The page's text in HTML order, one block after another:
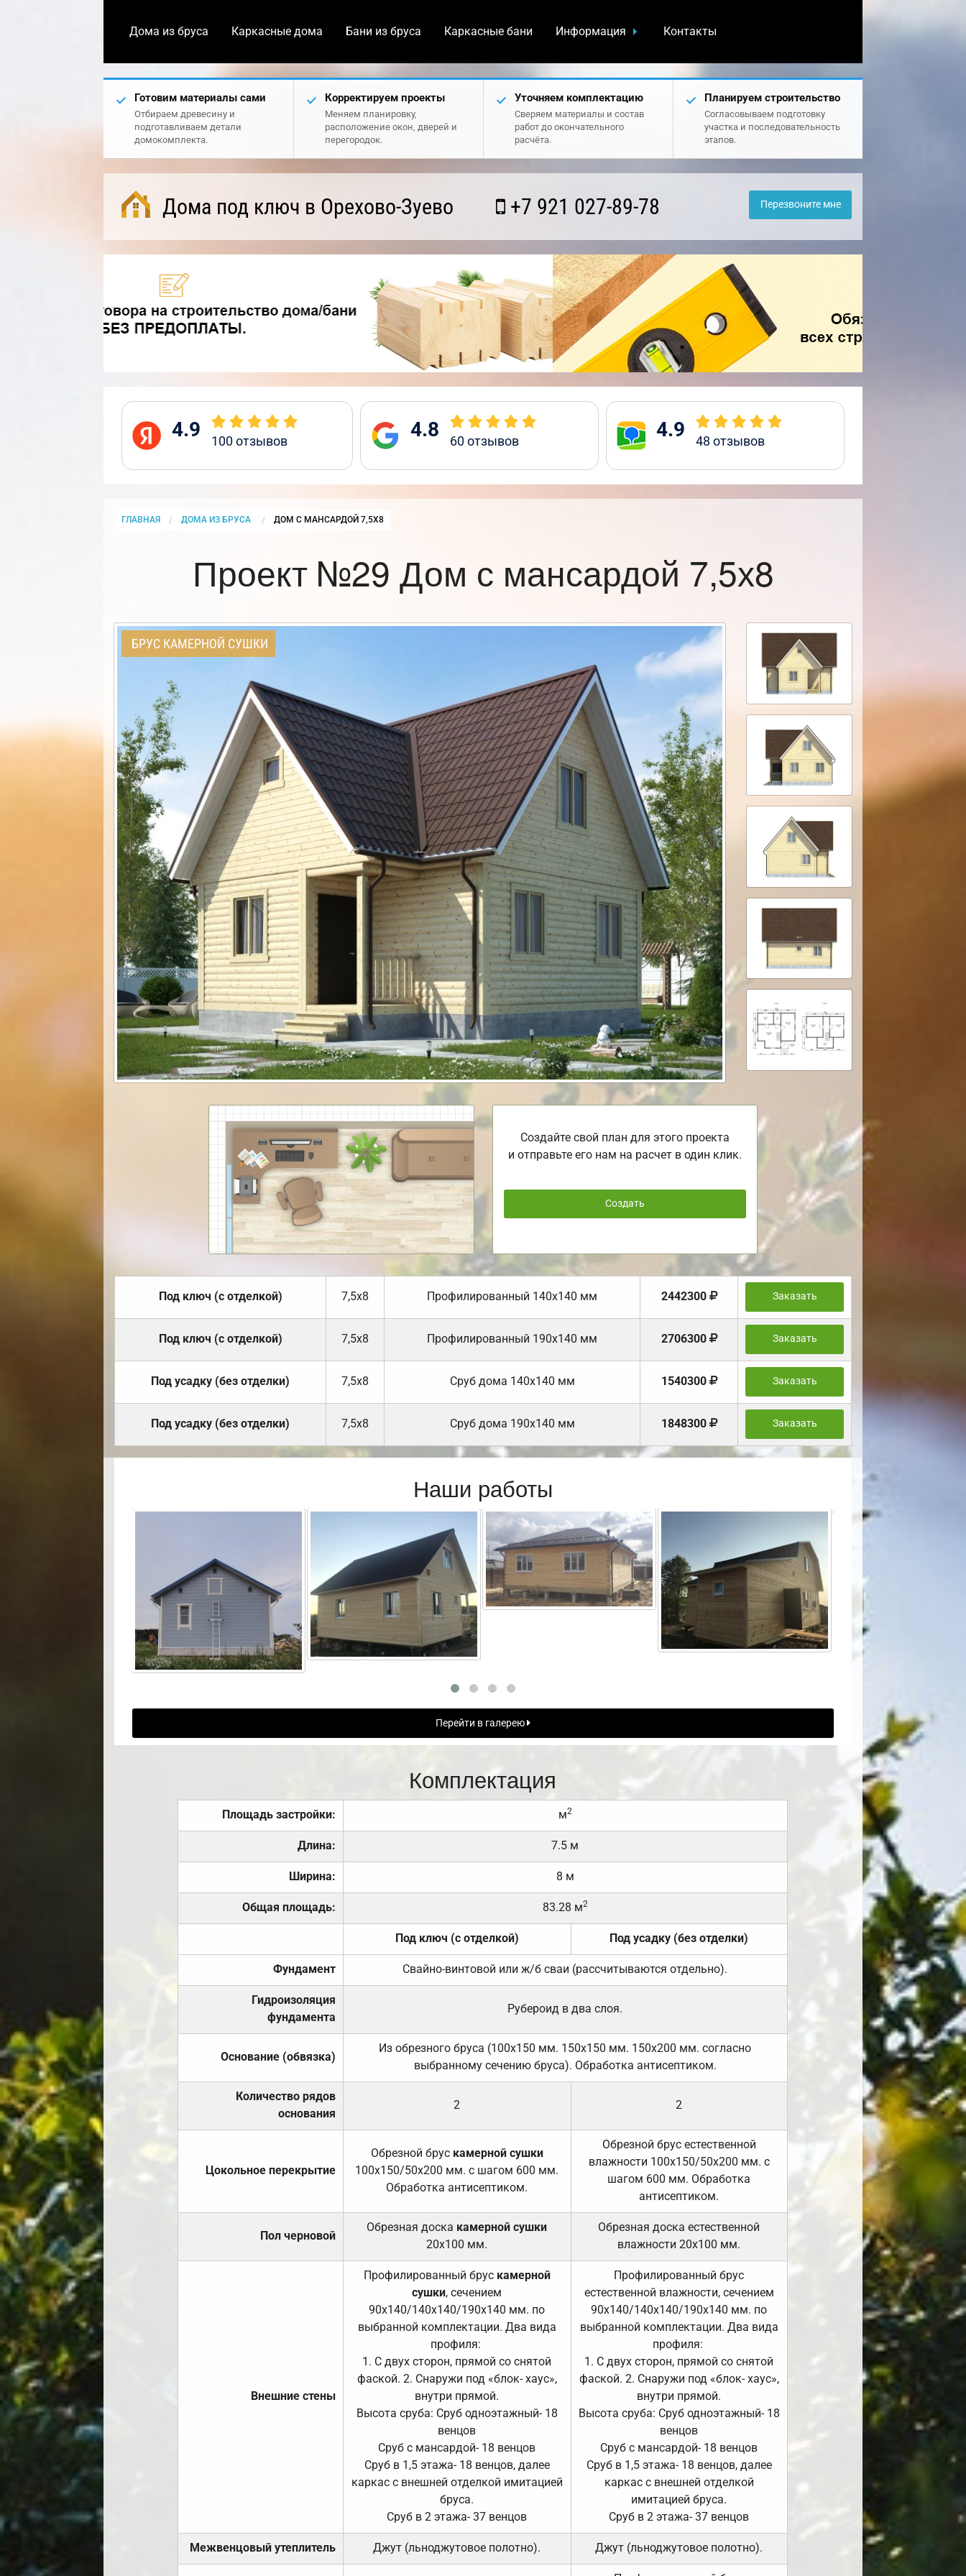
Дома из бруса Каркасные дома Бани из бруса Каркасные бани Информация Контакты
Готовим материалы сами
Отбираем древесину и
подготавливаем детали
домокомплекта.
Корректируем проекты
Меняем планировку,
расположение окон, дверей и
перегородок.
Уточняем комплектацию
Сверяем материалы и состав
работ до окончательного
расчёта.
Планируем строительство
Согласовываем подготовку
участка и последовательность
этапов.
Дома под ключ в Орехово-Зуево +7 921 027-89-78 Перезвоните мне
4.9 100отзывов 4.8 60отзывов 4.9 48 отзывов
ГЛАВНАЯ ДОМА ИЗ БРУСА CURRENT:
ДОМ С МАНСАРДОЙ 7,5Х8
Проект №29 Дом с мансардой 7,5х8
БРУС КАМЕРНОЙ СУШКИ
Создайте свой план для этого проекта
и отправьте его нам на расчет в один клик.
Создать
Под ключ (с отделкой) 7,5х8 Профилированный 140х140 мм 2442300 Заказать
Под ключ (с отделкой) 7,5х8 Профилированный 190х140 мм 2706300 Заказать
Под усадку (без отделки) 7,5х8 Cруб дома 140х140 мм 1540300 Заказать
Под усадку (без отделки) 7,5х8 Cруб дома 190х140 мм 1848300 Заказать
Наши работы
Перейти в галерею
Комплектация
Площадь застройки: м2
Длина: 7.5 м
Ширина: 8 м
Общая площадь: 83.28 м2
Под ключ (с отделкой) Под усадку (без отделки)
Фундамент Свайно-винтовой или ж/б сваи (рассчитываются отдельно).
Гидроизоляция
фундамента
Рубероид в два слоя.
Основание (обвязка)
Из обрезного бруса (100х150 мм. 150х150 мм. 150х200 мм. согласно
выбранному сечению бруса). Обработка антисептиком.
Количество рядов
основания
2 2
Цокольное перекрытие
Обрезной брус камерной сушки
100х150/50х200 мм. с шагом 600 мм.
Обработка антисептиком.
Обрезной брус естественной
влажности 100х150/50х200 мм. с
шагом 600 мм. Обработка
антисептиком.
Пол черновой
Обрезная доска камерной сушки
20х100 мм.
Обрезная доска естественной
влажности 20х100 мм.
Внешние стены
Профилированный брус камерной
сушки, сечением
90х140/140х140/190х140 мм. по
выбранной комплектации. Два вида
профиля:
1. С двух сторон, прямой со снятой
фаской. 2. Снаружи под «блок- хаус»,
внутри прямой.
Высота сруба: Сруб одноэтажный- 18
венцов
Сруб с мансардой- 18 венцов
Сруб в 1,5 этажа- 18 венцов, далее
каркас с внешней отделкой имитацией
бруса.
Сруб в 2 этажа- 37 венцов
Профилированный брус
естественной влажности, сечением
90х140/140х140/190х140 мм. по
выбранной комплектации. Два вида
профиля:
1. С двух сторон, прямой со снятой
фаской. 2. Снаружи под «блок- хаус»,
внутри прямой.
Высота сруба: Сруб одноэтажный- 18
венцов
Сруб с мансардой- 18 венцов
Сруб в 1,5 этажа- 18 венцов, далее
каркас с внешней отделкой
имитацией бруса.
Сруб в 2 этажа- 37 венцов
Межвенцовый утеплитель Джут (льноджутовое полотно). Джут (льноджутовое полотно).